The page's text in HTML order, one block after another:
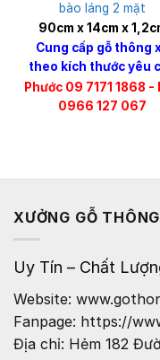
bào láng 2 mặt
90cm x 14cm x
Cung cấp gỗ thông
theo kích thước yêu
Phước 09 7171 1868 -
0966 127 067
XƯỞNG GỖ
Uy Tín – Chất
Website:
Fanpage: https://
Địa chỉ: Hẻm 182